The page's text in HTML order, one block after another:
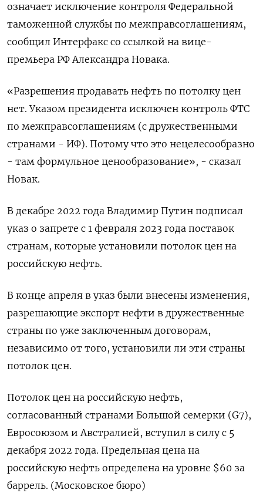
означает исключение контроля Федеральной
таможенной службы по межправсоглашениям,
сообщил Интерфакс со ссылкой на вице-
премьера РФ Александра Новака.
«Разрешения продавать нефть по потолку цен
нет. Указом президента исключен контроль ФТС
по межправсоглашениям (с дружественными
странами - ИФ). Потому что это нецелесообразно
- там формульное ценообразование», - сказал
Новак.
В декабре 2022 года Владимир Путин подписал
указ о запрете с 1 февраля 2023 года поставок
странам, которые установили потолок цен на
российскую нефть.
В конце апреля в указ были внесены изменения,
разрешающие экспорт нефти в дружественные
страны по уже заключенным договорам,
независимо от того, установили ли эти страны
потолок цен.
Потолок цен на российскую нефть,
согласованный странами Большой семерки (G7),
Евросоюзом и Австралией, вступил в силу с 5
декабря 2022 года. Предельная цена на
российскую нефть определена на уровне $60 за
баррель. (Московское бюро)